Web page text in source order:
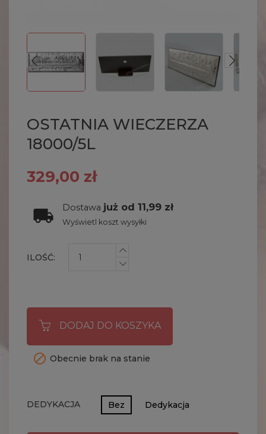
OSTATNIA WIECZERZA
18000/5L
329,00 zł
Dostawa już od 11,99 zł
Wyświetl koszt wysyłki
ILOŚĆ:
DODAJ DO KOSZYKA
 Obecnie brak na stanie
DEDYKACJA Bez Dedykacja